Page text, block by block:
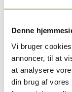
Denne
Vi bruger
annoncer, til at
at analysere
din brug af vores
Stilen i Volnay er
priserne er
tidligere omtalte
Cirka 213 hektar
Pommard